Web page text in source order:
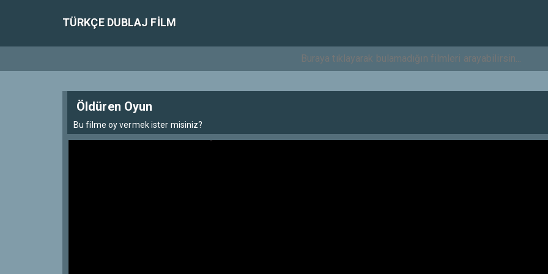
TÜRKÇE DUBLAJ FILM
Öldüren Oyun
Bu filme oy vermek ister misiniz?